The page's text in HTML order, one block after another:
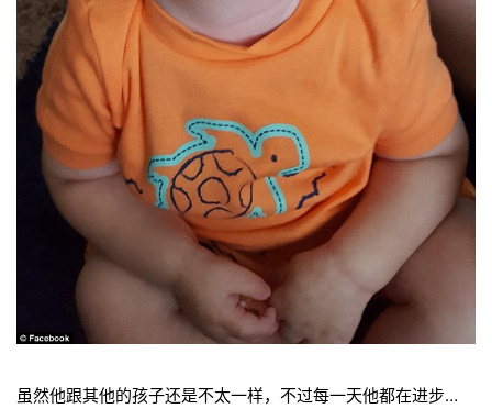
虽然他跟其他的孩子还是不太一样，不过每一天他都在进步…